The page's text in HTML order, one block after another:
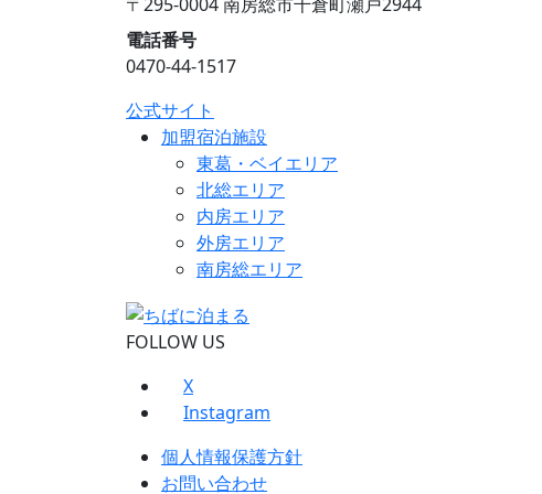
電話番号
0470-44-1517
公式サイト
加盟宿泊施設
東葛・ベイエリア
北総エリア
内房エリア
外房エリア
南房総エリア
FOLLOW US
X
Instagram
個人情報保護方針
お問い合わせ